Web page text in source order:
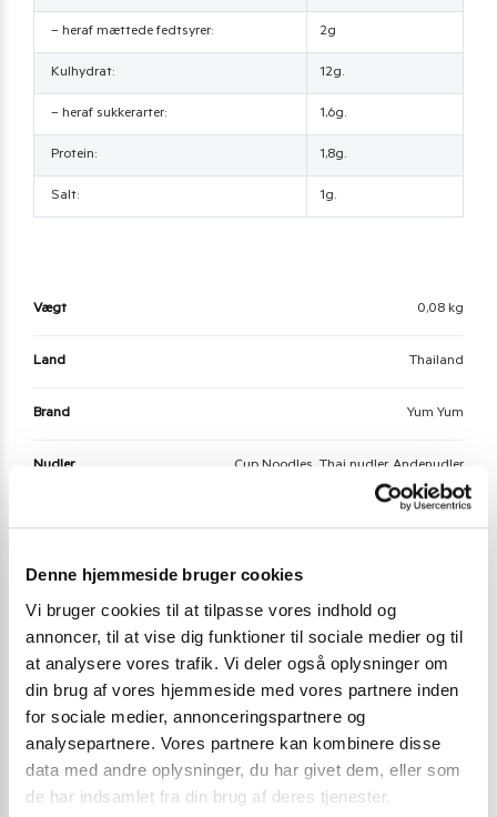
Denne hjemmeside bruger cookies
Vi bruger cookies til at tilpasse vores indhold og
annoncer, til at vise dig funktioner til sociale medier og til
at analysere vores trafik. Vi deler også oplysninger om
din brug af vores hjemmeside med vores partnere inden
for sociale medier, annonceringspartnere og
analysepartnere. Vores partnere kan kombinere disse
data med andre oplysninger, du har givet dem, eller som
de har indsamlet fra din brug af deres tjenester.
– heraf mættede fedtsyrer: 2g
Kulhydrat: 12g.
– heraf sukkerarter: 1,6g.
Protein: 1,8g.
Salt: 1g.
Vægt 0,08 kg
Land Thailand
Brand Yum Yum
Nudler Cup Noodles, Thai nudler, Andenudler
Der er endnu ikke nogle anmeldelser.
Vær den første til at anmelde “YumYum Instant
Duck Noodles Cup 70 g.”
Du skal værelogged infor at afgive en anmeldelse.